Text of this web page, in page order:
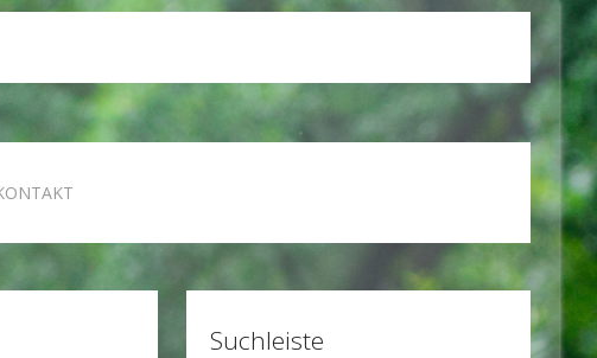
Suchleiste